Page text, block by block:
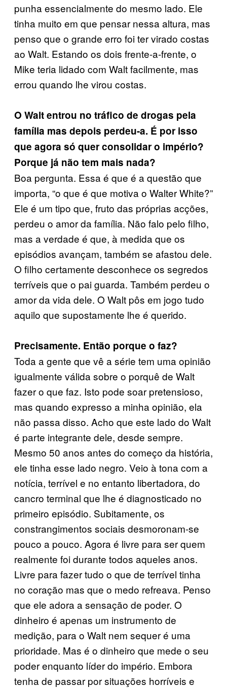
punha essencialmente do mesmo lado. Ele
tinha muito em que pensar nessa altura, mas
penso que o grande erro foi ter virado costas
ao Walt. Estando os dois frente-a-frente, o
Mike teria lidado com Walt facilmente, mas
errou quando lhe virou costas.
O Walt entrou no tráfico de drogas pela
família mas depois perdeu-a. É por isso
que agora só quer consolidar o império?
Porque já não tem mais nada?
Boa pergunta. Essa é que é a questão que
importa, “o que é que motiva o Walter White?”
Ele é um tipo que, fruto das próprias acções,
perdeu o amor da família. Não falo pelo filho,
mas a verdade é que, à medida que os
episódios avançam, também se afastou dele.
O filho certamente desconhece os segredos
terríveis que o pai guarda. Também perdeu o
amor da vida dele. O Walt pôs em jogo tudo
aquilo que supostamente lhe é querido.
Precisamente. Então porque o faz?
Toda a gente que vê a série tem uma opinião
igualmente válida sobre o porquê de Walt
fazer o que faz. Isto pode soar pretensioso,
mas quando expresso a minha opinião, ela
não passa disso. Acho que este lado do Walt
é parte integrante dele, desde sempre.
Mesmo 50 anos antes do começo da história,
ele tinha esse lado negro. Veio à tona com a
notícia, terrível e no entanto libertadora, do
cancro terminal que lhe é diagnosticado no
primeiro episódio. Subitamente, os
constrangimentos sociais desmoronam-se
pouco a pouco. Agora é livre para ser quem
realmente foi durante todos aqueles anos.
Livre para fazer tudo o que de terrível tinha
no coração mas que o medo refreava. Penso
que ele adora a sensação de poder. O
dinheiro é apenas um instrumento de
medição, para o Walt nem sequer é uma
prioridade. Mas é o dinheiro que mede o seu
poder enquanto líder do império. Embora
tenha de passar por situações horríveis e